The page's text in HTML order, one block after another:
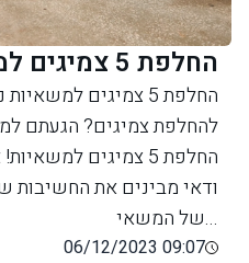
החלפת 5 צמיגים למשאיות בדרכים
החלפת 5 צמיגים
להחלפת צמיגים? הגעתם
החלפת 5 צמיגים
ודאי מבינים את החשיבות
של המשאי...
06/12/2023 09:07